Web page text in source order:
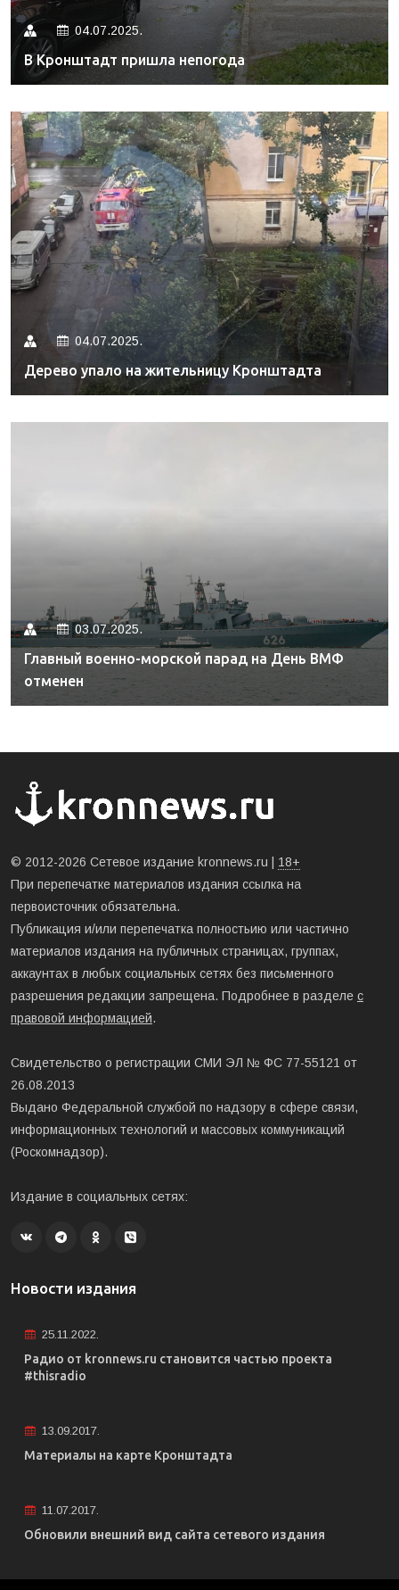
04.07.2025.
В Кронштадт пришла непогода
04.07.2025.
Дерево упало на жительницу Кронштадта
03.07.2025.
Главный военно-морской парад на День ВМФ
отменен
© 2012-2026 Сетевое издание kronnews.ru | 18+
При перепечатке материалов издания ссылка на
первоисточник обязательна.
Публикация и/или перепечатка полностьию или частично
материалов издания на публичных страницах, группах,
аккаунтах в любых социальных сетях без письменного
разрешения редакции запрещена. Подробнее в разделе с
правовой информацией.
Свидетельство о регистрации СМИ ЭЛ № ФС 77-55121 от
26.08.2013
Выдано Федеральной службой по надзору в сфере связи,
информационных технологий и массовых коммуникаций
(Роскомнадзор).
Издание в социальных сетях:
Новости издания
25.11.2022.
Радио от kronnews.ru становится частью проекта
#thisradio
13.09.2017.
Материалы на карте Кронштадта
11.07.2017.
Обновили внешний вид сайта сетевого издания